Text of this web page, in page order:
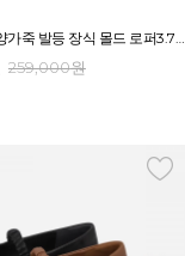
엘칸토 여성 양가죽 발등 장식 몰드 로퍼3.7CM LCWC41U613
259,000원